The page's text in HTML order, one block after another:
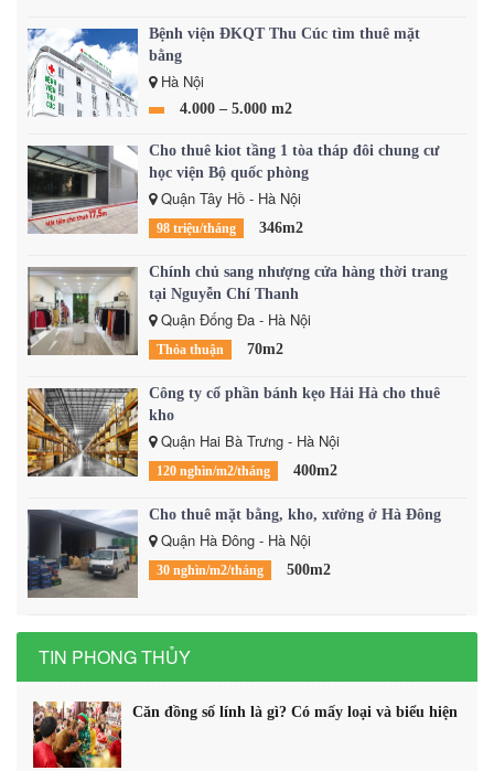
Bệnh viện ĐKQT Thu Cúc tìm thuê mặt
bằng
Hà Nội
4.000 – 5.000 m2
Cho thuê kiot tầng 1 tòa tháp đôi chung cư
học viện Bộ quốc phòng
Quận Tây Hồ - Hà Nội
98 triệu/tháng 346m2
Chính chủ sang nhượng cửa hàng thời trang
tại Nguyễn Chí Thanh
Quận Đống Đa - Hà Nội
Thỏa thuận 70m2
Công ty cổ phần bánh kẹo Hải Hà cho thuê
kho
Quận Hai Bà Trưng - Hà Nội
120 nghìn/m2/tháng 400m2
Cho thuê mặt bằng, kho, xưởng ở Hà Đông
Quận Hà Đông - Hà Nội
30 nghìn/m2/tháng 500m2
TIN PHONG THỦY
Căn đồng số lính là gì? Có mấy loại và biểu hiện